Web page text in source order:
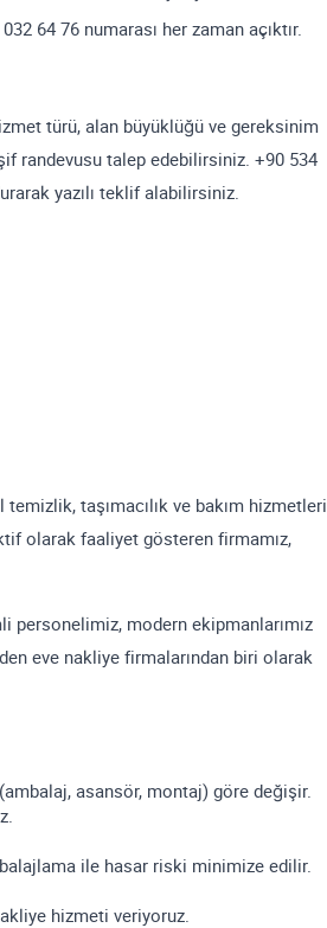
64 76 numarası her zaman açıktır.
türü, alan büyüklüğü ve gereksinim
randevusu talep edebilirsiniz. +90 534
yazılı teklif alabilirsiniz.
taşımacılık ve bakım hizmetleri
olarak faaliyet gösteren firmamız,
personelimiz, modern ekipmanlarımız
eve nakliye firmalarından biri olarak
asansör, montaj) göre değişir.
ile hasar riski minimize edilir.
hizmeti veriyoruz.